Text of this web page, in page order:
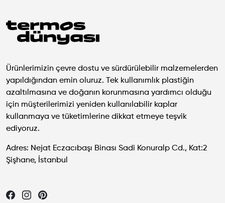
Ürünlerimizin çevre dostu ve sürdürülebilir malzemelerden
yapıldığından emin oluruz. Tek kullanımlık plastiğin
azaltılmasına ve doğanın korunmasına yardımcı olduğu
için müşterilerimizi yeniden kullanılabilir kaplar
kullanmaya ve tüketimlerine dikkat etmeye teşvik
ediyoruz.
Adres: Nejat Eczacıbaşı Binası Sadi Konuralp Cd., Kat:2
Şişhane, İstanbul
Let's be friends...